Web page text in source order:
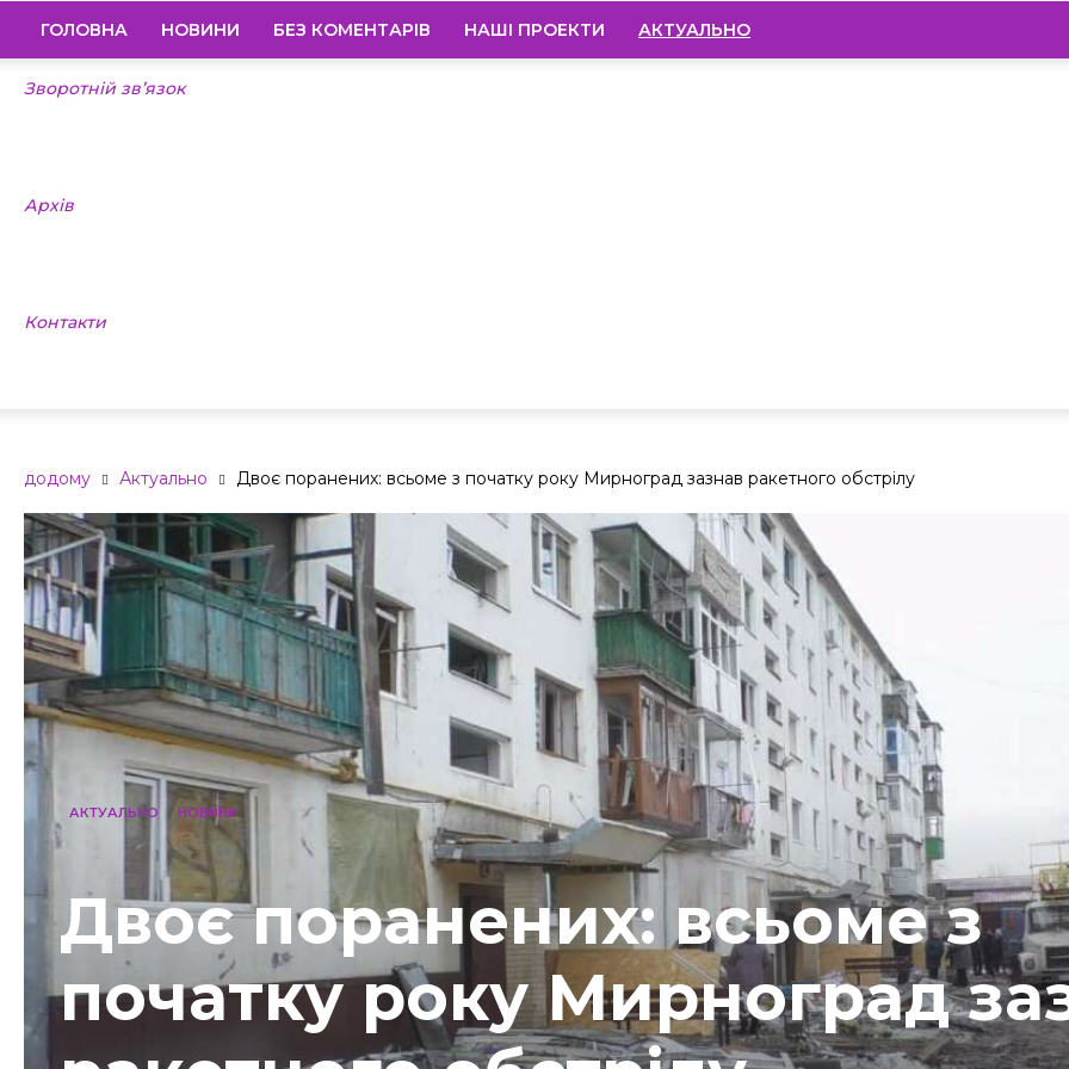
ГОЛОВНА НОВИНИ БЕЗ КОМЕНТАРІВ НАШІ ПРОЕКТИ АКТУАЛЬНО
Зворотній зв’язок
Архів
Контакти
додому Актуально Двоє поранених: всьоме з початку року Мирноград зазнав ракетного обстрілу
АКТУАЛЬНО НОВИНИ
Двоє поранених: всьоме з
початку року Мирноград